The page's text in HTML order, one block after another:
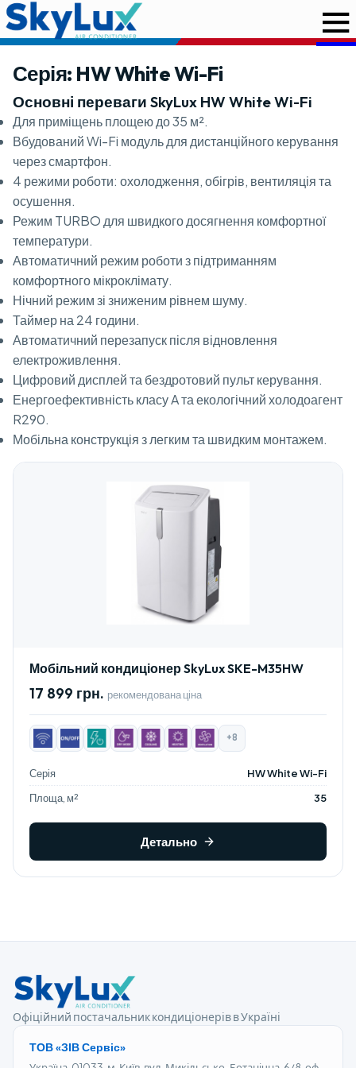
Серія: HW White Wi-Fi
Основні переваги SkyLux HW White Wi-Fi
Для приміщень площею до 35 м².
Вбудований Wi-Fi модуль для дистанційного керування
через смартфон.
4 режими роботи: охолодження, обігрів, вентиляція та
осушення.
Режим TURBO для швидкого досягнення комфортної
температури.
Автоматичний режим роботи з підтриманням
комфортного мікроклімату.
Нічний режим зі зниженим рівнем шуму.
Таймер на 24 години.
Автоматичний перезапуск після відновлення
електроживлення.
Цифровий дисплей та бездротовий пульт керування.
Енергоефективність класу A та екологічний холодоагент
R290.
Мобільна конструкція з легким та швидким монтажем.
Мобільний кондиціонер SkyLux SKE-M35HW
17 899 грн. рекомендована ціна
+8
Серія
HW White Wi-Fi
Площа, м²
35
Детально
Офіційний постачальник кондиціонерів в Україні
ТОВ «ЗІВ Сервіс»